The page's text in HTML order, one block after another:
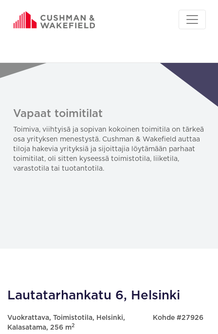
Vapaat toimitilat
Toimiva, viihtyisä ja sopivan kokoinen toimitila on tärkeä
osa yrityksen menestystä. Cushman & Wakefield auttaa
tiloja hakevia yrityksiä ja sijoittajia löytämään parhaat
toimitilat, oli sitten kyseessä toimistotila, liiketila,
varastotila tai tuotantotila.
Lautatarhankatu 6, Helsinki
Vuokrattava, Toimistotila, Helsinki,
Kalasatama, 256 m2
Kohde #27926